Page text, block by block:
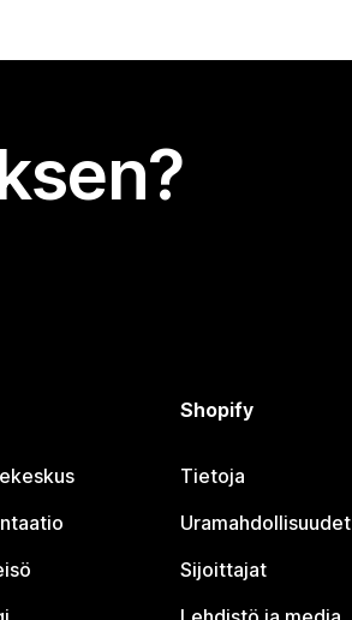
Shopify
Tietoja
Uramahdollisuudet
Sijoittajat